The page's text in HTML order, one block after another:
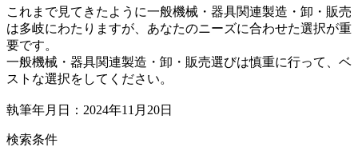
これまで見てきたように一般機械・器具関連製造・卸・販売
は多岐にわたりますが、あなたのニーズに合わせた選択が重
要です。
一般機械・器具関連製造・卸・販売選びは慎重に行って、ベ
ストな選択をしてください。
執筆年月日：2024年11月20日
検索条件